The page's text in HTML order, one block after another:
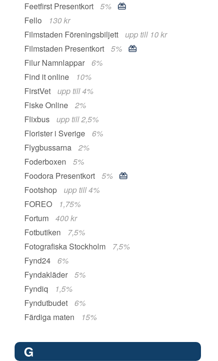
Feetfirst Presentkort
5%
Fello
130 kr
Filmstaden Föreningsbiljett
upp till 10 kr
Filmstaden Presentkort
5%
Filur Namnlappar
6%
Find it online
10%
FirstVet
upp till 4%
Fiske Online
2%
Flixbus
upp till 2,5%
Florister i Sverige
6%
Flygbussarna
2%
Foderboxen
5%
Foodora Presentkort
5%
Footshop
upp till 4%
FOREO
1,75%
Fortum
400 kr
Fotbutiken
7,5%
Fotografiska Stockholm
7,5%
Fynd24
6%
Fyndakläder
5%
Fyndiq
1,5%
Fyndutbudet
6%
Färdiga maten
15%
G